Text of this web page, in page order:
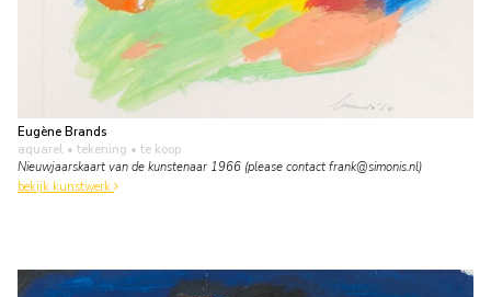
Eugène Brands
aquarel • tekening • te koop
Nieuwjaarskaart van de kunstenaar 1966 (please contact frank@simonis.nl)
bekijk kunstwerk